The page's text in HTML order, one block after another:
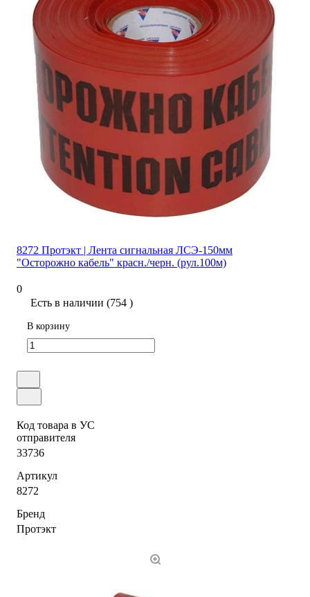
8272 Протэкт | Лента сигнальная ЛСЭ-150мм
"Осторожно кабель" красн./черн. (рул.100м)
0
Есть в наличии (754 )
В корзину
Код товара в УС
отправителя
33736
Артикул
8272
Бренд
Протэкт